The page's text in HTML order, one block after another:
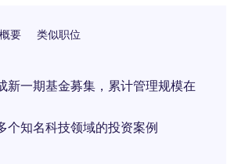
要 类似职位
新一期基金募集，累计管理规模在
个知名科技领域的投资案例